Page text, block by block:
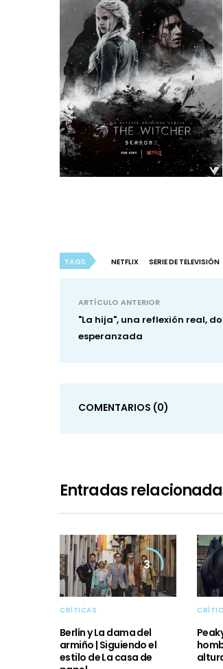
TAGS NETFLIX SERIE DE TELEVISIÓN
ARTÍCULO ANTERIOR
"La hija", una reflexión real,
esperanzada
COMENTARIOS (0)
Entradas
3
CRÍTICAS
Berlín y La dama del
armiño | Siguiendo el
estilo de La casa de